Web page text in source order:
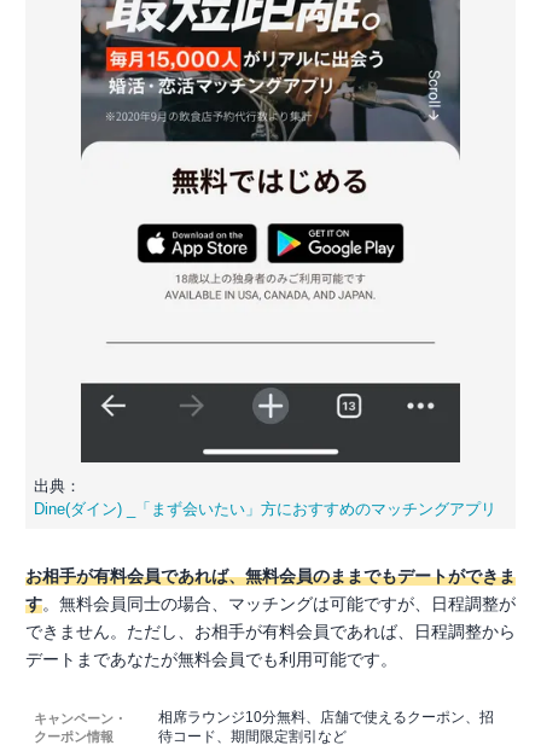
出典：
Dine(ダイン) _「まず会いたい」方におすすめのマッチングアプリ
お相手が有料会員であれば、無料会員のままでもデートができま
す。無料会員同士の場合、マッチングは可能ですが、日程調整が
できません。ただし、お相手が有料会員であれば、日程調整から
デートまであなたが無料会員でも利用可能です。
キャンペーン・
クーポン情報
相席ラウンジ10分無料、店舗で使えるクーポン、招
待コード、期間限定割引など